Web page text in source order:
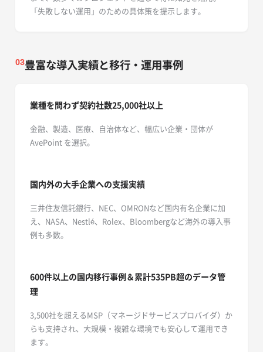
「失敗しない運用」のための具体策を提示します。
03豊富な導入実績と移行・運用事例
業種を問わず契約社数25,000社以上
金融、製造、医療、自治体など、幅広い企業・団体が
AvePoint を選択。
国内外の大手企業への支援実績
三井住友信託銀行、NEC、OMRONなど国内有名企業に加
え、NASA、Nestlé、Rolex、Bloombergなど海外の導入事
例も多数。
600件以上の国内移行事例＆累計535PB超のデータ管
理
3,500社を超えるMSP（マネージドサービスプロバイダ）か
らも支持され、大規模・複雑な環境でも安心して運用でき
ます。